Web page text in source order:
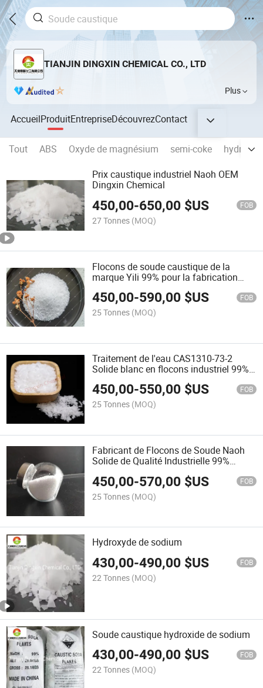
TIANJIN DINGXIN CHEMICAL CO., LTD
Plus
AccueilProduitEntrepriseDécouvrezContact
Tout ABS Oxyde de magnésium semi-coke
Prix caustique industriel Naoh OEM
Dingxin Chemical
450,00-650,00 $US FOB
27 Tonnes (MOQ)
Flocons de soude caustique de la
marque Yili 99% pour la fabrication
450,00-590,00 $US FOB
25 Tonnes (MOQ)
Traitement de l'eau CAS1310-73-2
Solide blanc en flocons industriel 99%
450,00-550,00 $US FOB
25 Tonnes (MOQ)
Fabricant de Flocons de Soude Naoh
Solide de Qualité Industrielle 99%
Eaux Usées
450,00-570,00 $US FOB
25 Tonnes (MOQ)
Hydroxyde de sodium
430,00-490,00 $US FOB
22 Tonnes (MOQ)
Soude caustique hydroxide de sodium
430,00-490,00 $US FOB
22 Tonnes (MOQ)